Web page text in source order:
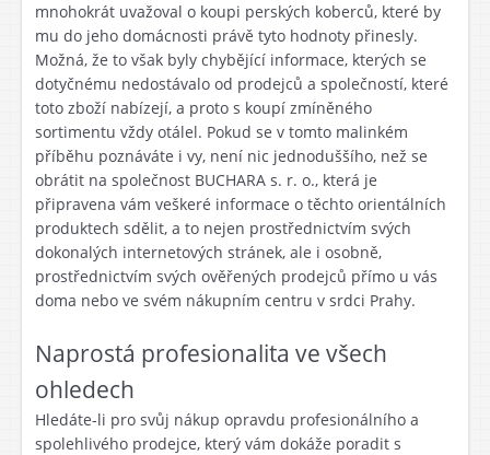
mnohokrát uvažoval o koupi perských koberců, které by
mu do jeho domácnosti právě tyto hodnoty přinesly.
Možná, že to však byly chybějící informace, kterých se
dotyčnému nedostávalo od prodejců a společností, které
toto zboží nabízejí, a proto s koupí zmíněného
sortimentu vždy otálel. Pokud se v tomto malinkém
příběhu poznáváte i vy, není nic jednoduššího, než se
obrátit na společnost BUCHARA s. r. o., která je
připravena vám veškeré informace o těchto orientálních
produktech sdělit, a to nejen prostřednictvím svých
dokonalých internetových stránek, ale i osobně,
prostřednictvím svých ověřených prodejců přímo u vás
doma nebo ve svém nákupním centru v srdci Prahy.
Naprostá profesionalita ve všech
ohledech
Hledáte-li pro svůj nákup opravdu profesionálního a
spolehlivého prodejce, který vám dokáže poradit s